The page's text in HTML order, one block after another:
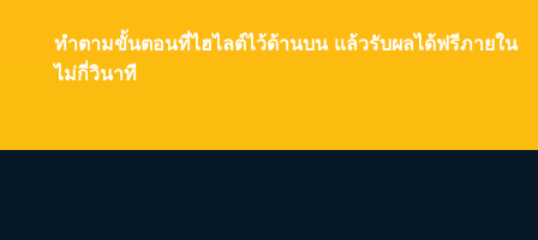
ทำตามขั้นตอนที่ไฮไลต์ไว้ด้านบน แล้วรับผลได้ฟรีภายใน
ไม่กี่วินาที